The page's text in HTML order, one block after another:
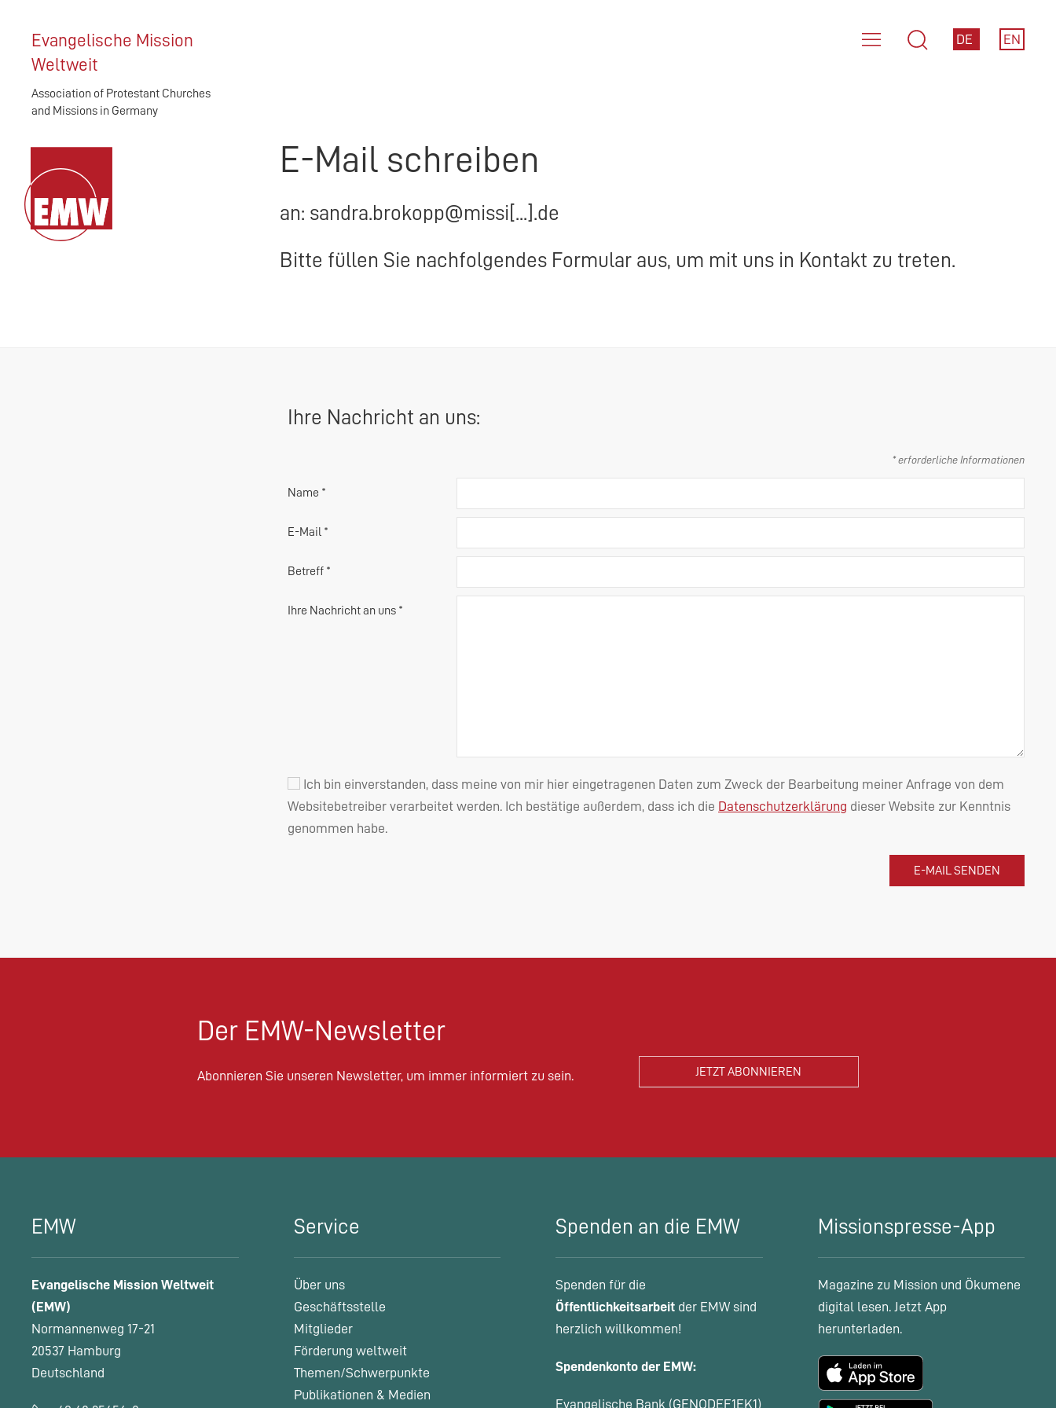
Evangelische Mission
Weltweit
Association of Protestant Churches
and Missions in Germany
DE EN
E-Mail schreiben
an: sandra.brokopp@missi[...].de
Bitte füllen Sie nachfolgendes Formular aus, um mit uns in Kontakt zu treten.
Ihre Nachricht an uns:
* erforderliche Informationen
Name *
E-Mail *
Betreff *
Ihre Nachricht an uns *
Ich bin einverstanden, dass meine von mir hier eingetragenen Daten zum Zweck der Bearbeitung meiner Anfrage von dem
Websitebetreiber verarbeitet werden. Ich bestätige außerdem, dass ich die Datenschutzerklärung dieser Website zur Kenntnis
genommen habe.
Der EMW-Newsletter
Abonnieren Sie unseren Newsletter, um immer informiert zu sein.
EMW
Evangelische Mission Weltweit
(EMW)
Normannenweg 17-21
20537 Hamburg
Deutschland
Service
Über uns
Geschäftsstelle
Mitglieder
Förderung weltweit
Themen/Schwerpunkte
Publikationen & Medien
Spenden an die EMW
Spenden für die
Öffentlichkeitsarbeit der EMW sind
herzlich willkommen!
Spendenkonto der EMW:
Evangelische Bank (GENODEF1EK1)
Missionspresse-App
Magazine zu Mission und Ökumene
digital lesen. Jetzt App
herunterladen.